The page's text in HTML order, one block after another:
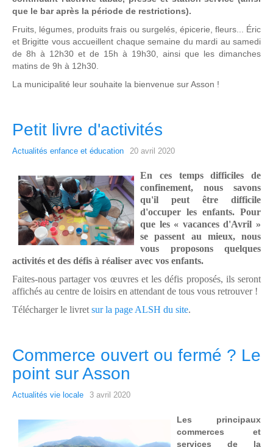
que le bar après la période de restrictions).
Fruits, légumes, produits frais ou surgelés, épicerie, fleurs... Éric
et Brigitte vous accueillent chaque semaine du mardi au samedi
de 8h à 12h30 et de 15h à 19h30, ainsi que les dimanches
matins de 9h à 12h30.
La municipalité leur souhaite la bienvenue sur Asson !
Petit livre d'activités
Actualités enfance et éducation 20 avril 2020
En ces temps difficiles de
confinement, nous savons
qu'il peut être difficile
d'occuper les enfants. Pour
que les « vacances d'Avril»
se passent au mieux, nous
vous proposons quelques
activités et des défis à réaliser avec vos enfants.
Faites-nous partager vos œuvres et les défis proposés, ils seront
affichés au centre de loisirs en attendant de tous vous retrouver !
Télécharger le livret sur la page ALSH du site.
Commerce ouvert ou fermé ? Le
point sur Asson
Actualités vie locale 3 avril 2020
Les principaux
commerces et
services de la